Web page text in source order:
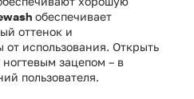
обеспечивает
оттенок и
от использования. Открыть
зацепом – в
пользователя.